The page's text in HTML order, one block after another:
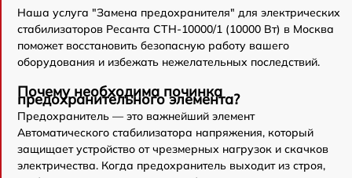
Наша услуга "Замена предохранителя" для электрических
стабилизаторов Ресанта СТН-10000/1 (10000 Вт) в Москва
поможет восстановить безопасную работу вашего
оборудования и избежать нежелательных последствий.
Почему необходима починка
предохранительного элемента?
Предохранитель — это важнейший элемент
Автоматического стабилизатора напряжения, который
защищает устройство от чрезмерных нагрузок и скачков
электричества. Когда предохранитель выходит из строя,